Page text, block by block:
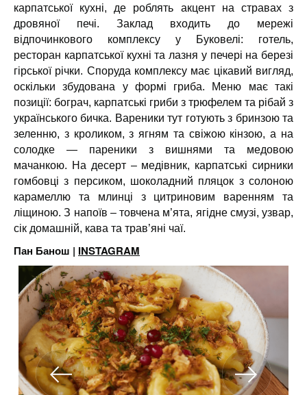
карпатської кухні, де роблять акцент на стравах з
дровяної печі. Заклад входить до мережі
відпочинкового комплексу у Буковелі: готель,
ресторан карпатської кухні та лазня у печері на березі
гірської річки. Споруда комплексу має цікавий вигляд,
оскільки збудована у формі гриба. Меню має такі
позиції: бограч, карпатські гриби з трюфелем та рібай з
українського бичка. Вареники тут готують з бринзою та
зеленню, з кроликом, з ягням та свіжою кінзою, а на
солодке — пареники з вишнями та медовою
мачанкою. На десерт – медівник, карпатські сирники
гомбовці з персиком, шоколадний пляцок з солоною
карамеллю та млинці з цитриновим варенням та
ліщиною. З напоїв – товчена м’ята, ягідне смузі, узвар,
сік домашній, кава та трав’яні чаї.
Пан Банош | INSTAGRAM